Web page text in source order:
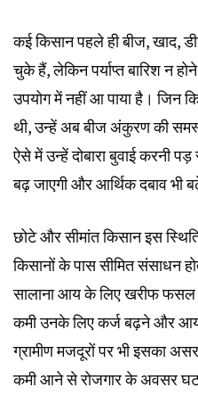
कई किसान पहले ही बीज, खाद,
चुके हैं, लेकिन पर्याप्त बारिश न
उपयोग में नहीं आ पाया है। जिन
थी, उन्हें अब बीज अंकुरण की
ऐसे में उन्हें दोबारा बुवाई करनी
बढ़ जाएगी और आर्थिक दबाव भी
छोटे और सीमांत किसान इस
किसानों के पास सीमित संसाधन
सालाना आय के लिए खरीफ फसल
कमी उनके लिए कर्ज बढ़ने और
ग्रामीण मजदूरों पर भी इसका
कमी आने से रोजगार के अवसर